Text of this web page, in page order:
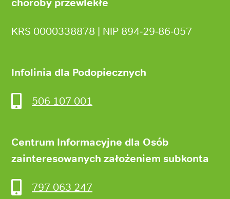
KRS 0000338878 | NIP 894‑29‑86‑057
Infolinia dla Podopiecznych
506 107 001
Centrum Informacyjne dla Osób
zainteresowanych założeniem subkonta
797 063 247